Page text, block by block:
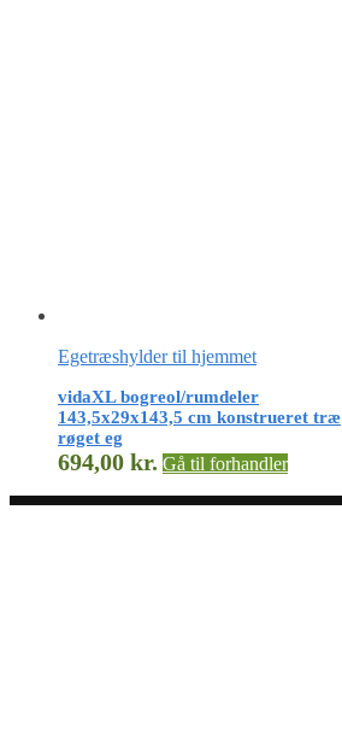
Egetræshylder til hjemmet
vidaXL bogreol/rumdeler
143,5x29x143,5 cm konstrueret træ
røget eg
694,00 kr. Gå til forhandler